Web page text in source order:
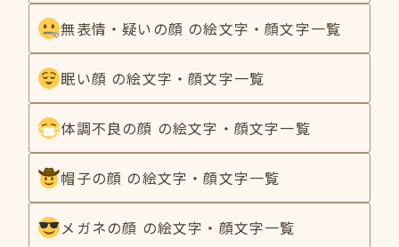
無表情・疑いの顔 の絵文字・顔文字一覧
眠い顔 の絵文字・顔文字一覧
体調不良の顔 の絵文字・顔文字一覧
帽子の顔 の絵文字・顔文字一覧
メガネの顔 の絵文字・顔文字一覧